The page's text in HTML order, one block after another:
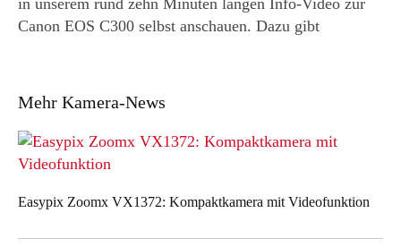
in unserem rund zehn Minuten langen Info-Video zur
Canon EOS C300 selbst anschauen. Dazu gibt
Mehr Kamera-News
Easypix Zoomx VX1372: Kompaktkamera mit Videofunktion